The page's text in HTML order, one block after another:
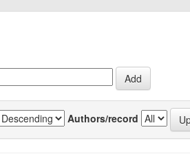
Authors/record